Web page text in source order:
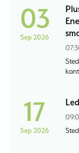
03
Sep 2026
17
Sep 2026